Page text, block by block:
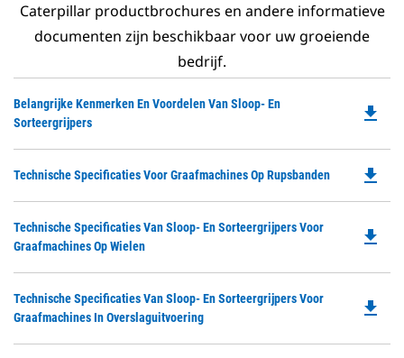
Caterpillar productbrochures en andere informatieve
documenten zijn beschikbaar voor uw groeiende
bedrijf.
Belangrijke Kenmerken En Voordelen Van Sloop- En
Sorteergrijpers
file_download
Technische Specificaties Voor Graafmachines Op Rupsbanden file_download
Technische Specificaties Van Sloop- En Sorteergrijpers Voor
Graafmachines Op Wielen
file_download
Technische Specificaties Van Sloop- En Sorteergrijpers Voor
Graafmachines In Overslaguitvoering
file_download